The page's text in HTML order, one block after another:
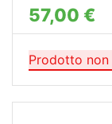
57,00 €
Prodotto